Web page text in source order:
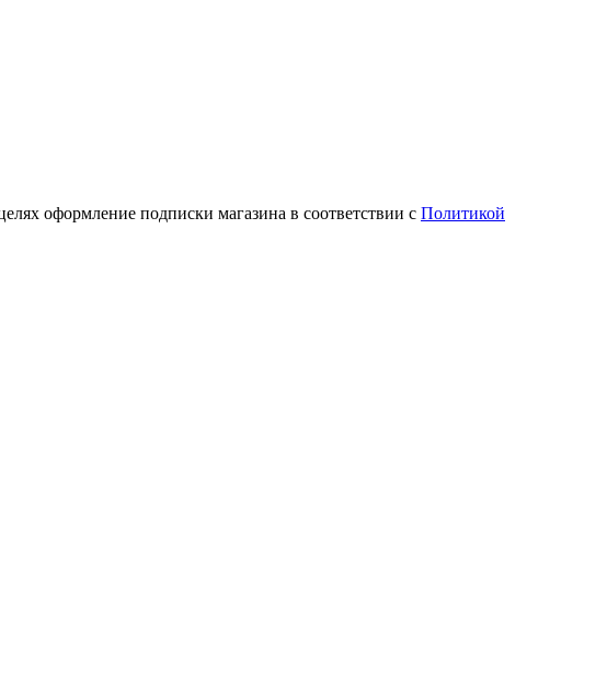
оформление подписки магазина в соответствии с Политикой